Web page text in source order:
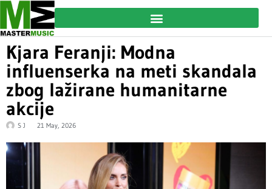
Kjara Feranji: Modna
influenserka na meti skandala
zbog lažirane humanitarne
akcije
S J 21 May, 2026